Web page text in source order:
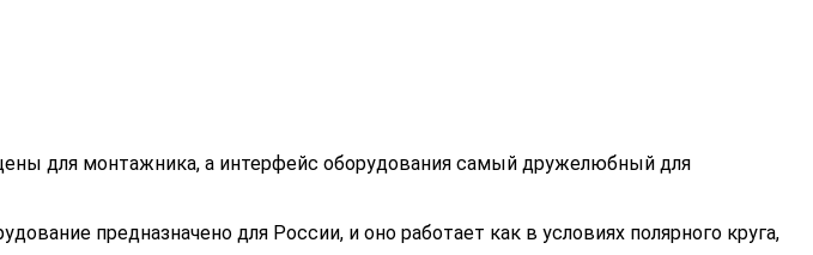
для монтажника, а интерфейс оборудования самый дружелюбный для
предназначено для России, и оно работает как в условиях полярного круга,